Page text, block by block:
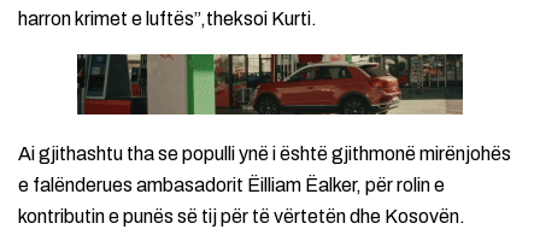
harron krimet e luftës”,theksoi Kurti.
Ai gjithashtu tha se populli ynë i është gjithmonë mirënjohës
e falënderues ambasadorit Ëilliam Ëalker, për rolin e
kontributin e punës së tij për të vërtetën dhe Kosovën.